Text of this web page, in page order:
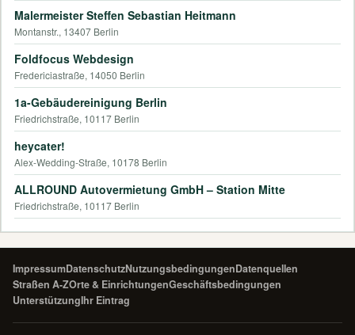
Malermeister Steffen Sebastian Heitmann
Montanstr., 13407 Berlin
Foldfocus Webdesign
Fredericiastraße, 14050 Berlin
1a-Gebäudereinigung Berlin
Friedrichstraße, 10117 Berlin
heycater!
Alex-Wedding-Straße, 10178 Berlin
ALLROUND Autovermietung GmbH – Station Mitte
Friedrichstraße, 10117 Berlin
ImpressumDatenschutzNutzungsbedingungenDatenquellen
Straßen A-ZOrte & EinrichtungenGeschäftsbedingungen
UnterstützungIhr Eintrag